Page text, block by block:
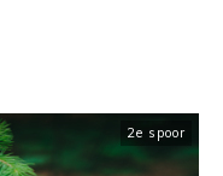
2e spoor